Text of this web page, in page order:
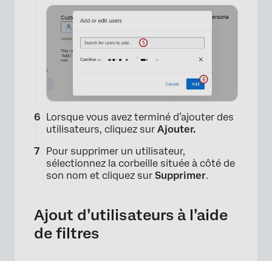
Lorsque vous avez terminé d’ajouter des
utilisateurs, cliquez sur Ajouter.
Pour supprimer un utilisateur,
sélectionnez la corbeille située à côté de
son nom et cliquez sur Supprimer.
Ajout d’utilisateurs à l’aide
de filtres